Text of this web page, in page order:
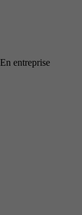
En entreprise